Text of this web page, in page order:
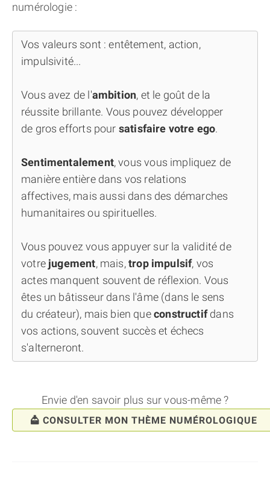
numérologie :
Vos valeurs sont : entêtement, action,
impulsivité...
Vous avez de l'ambition, et le goût de la
réussite brillante. Vous pouvez développer
de gros efforts pour satisfaire votre ego.
Sentimentalement, vous vous impliquez de
manière entière dans vos relations
affectives, mais aussi dans des démarches
humanitaires ou spirituelles.
Vous pouvez vous appuyer sur la validité de
votre jugement, mais,trop impulsif, vos
actes manquent souvent de réflexion. Vous
êtes un bâtisseur dans l'âme (dans le sens
du créateur), mais bien queconstructifdans
vos actions, souvent succès et échecs
s'alterneront.
Envie d'en savoir plus sur vous-même ?
CONSULTER MON THÈME NUMÉROLOGIQUE